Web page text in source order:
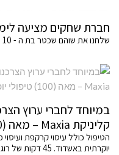
חברת שחקים מציעה
שלחנו את שוהם שכטר בת ה - 10 להתנסות בעשרה מיפגשים.
במיוחד לחברי ערוץ
קליניקת Maxia – מאה (100) טיפולי יופי מתנה
הטיפול כולל עיסוי קרקפת
יוקרתית באשדוד. 45 דקות של רוגע ופינוק. ללא הגרלה וללא תחרות